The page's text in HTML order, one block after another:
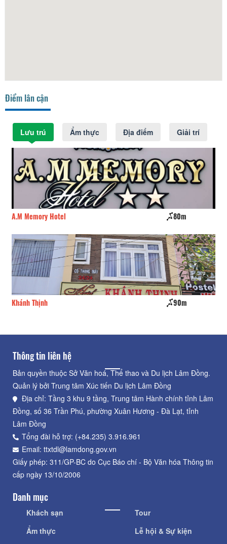
Điểm lân cận
Lưu trú Ẩm thực Địa điểm Giải trí
A.M Memory Hotel 80m
Khánh Thịnh 90m
Thông tin liên hệ
Bản quyền thuộc Sở Văn hoá, Thể thao và Du lịch Lâm Đồng.
Quản lý bởi Trung tâm Xúc tiến Du lịch Lâm Đồng
Địa chỉ: Tầng 3 khu 9 tầng, Trung tâm Hành chính tỉnh Lâm
Đồng, số 36 Trần Phú, phường Xuân Hương - Đà Lạt, tỉnh
Lâm Đồng
Tổng đài hỗ trợ: (+84.235) 3.916.961
Email: ttxtdl@lamdong.gov.vn
Giấy phép: 311/GP-BC do Cục Báo chí - Bộ Văn hóa Thông tin
cấp ngày 13/10/2006
Danh mục
Khách sạn
Ẩm thực
Tour
Lễ hội & Sự kiện